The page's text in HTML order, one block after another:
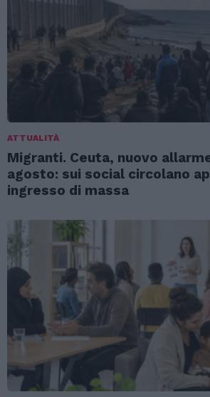
ATTUALITÀ
Migranti. Ceuta, nuovo
agosto: sui social circolano
ingresso di massa